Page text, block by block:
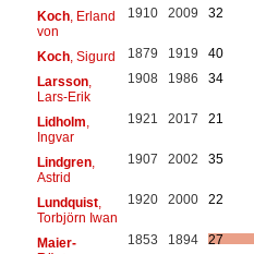
Koch, Erland
von
1910 2009 32
Koch, Sigurd 1879 1919
40
Larsson,
Lars-Erik
1908 1986 34
Lidholm
Ingvar
1921 2017 21
Lindgren,
Astrid
1907 2002 35
Lundquist,
Torbjörn Iwan
1920 2000 22
Maier-
1853 1894 27